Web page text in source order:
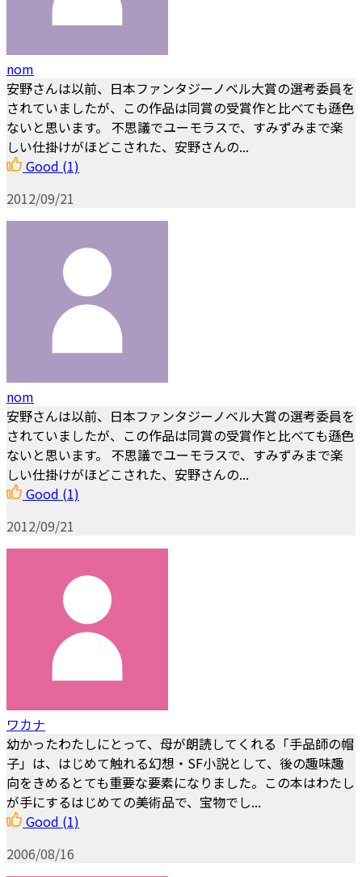
nom
安野さんは以前、日本ファンタジーノベル大賞の選考委員を
されていましたが、この作品は同賞の受賞作と比べても遜色
ないと思います。 不思議でユーモラスで、すみずみまで楽
しい仕掛けがほどこされた、安野さんの...
Good (1)
2012/09/21
nom
安野さんは以前、日本ファンタジーノベル大賞の選考委員を
されていましたが、この作品は同賞の受賞作と比べても遜色
ないと思います。 不思議でユーモラスで、すみずみまで楽
しい仕掛けがほどこされた、安野さんの...
Good (1)
2012/09/21
ワカナ
幼かったわたしにとって、母が朗読してくれる「手品師の帽
子」は、はじめて触れる幻想・SF小説として、後の趣味趣
向をきめるとても重要な要素になりました。この本はわたし
が手にするはじめての美術品で、宝物でし...
Good (1)
2006/08/16